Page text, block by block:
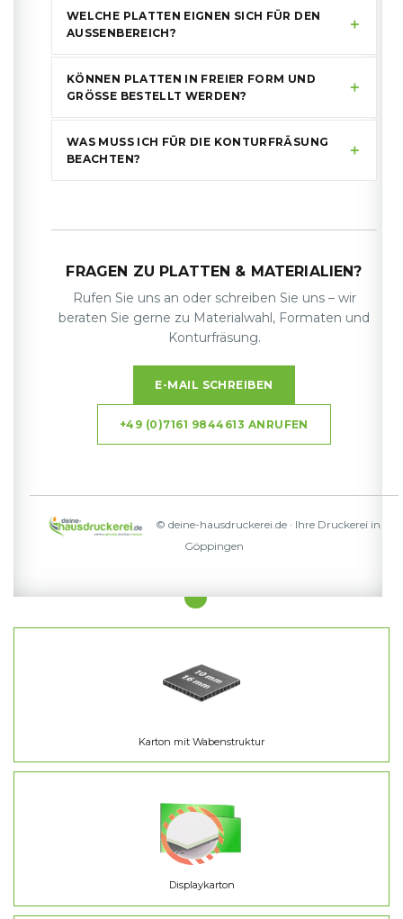
WELCHE PLATTEN EIGNEN SICH FÜR DEN
AUSSENBEREICH?
KÖNNEN PLATTEN IN FREIER FORM UND
GRÖSSE BESTELLT WERDEN?
WAS MUSS ICH FÜR DIE KONTURFRÄSUNG
BEACHTEN?
FRAGEN ZU PLATTEN & MATERIALIEN?
Rufen Sie uns an oder schreiben Sie uns – wir
beraten Sie gerne zu Materialwahl, Formaten und
Konturfräsung.
E-MAIL SCHREIBEN
+49 (0)7161 9844613 ANRUFEN
© deine-hausdruckerei.de · Ihre Druckerei in
Göppingen
Karton mit Wabenstruktur
Displaykarton